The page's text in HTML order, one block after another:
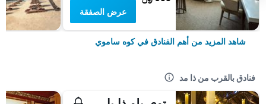
عرض الصفقة
شاهد المزيد من أهم الفنادق في كوه ساموي
فنادق بالقرب من ذا مد